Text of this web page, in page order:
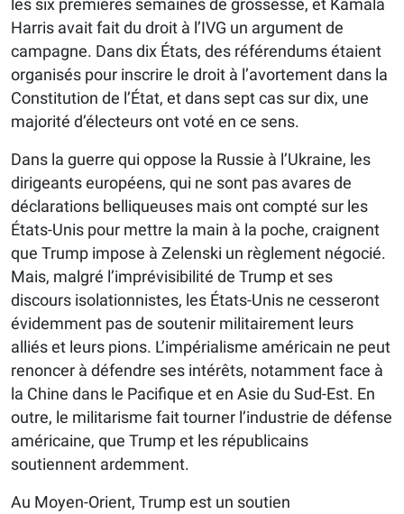
les six premières semaines de grossesse, et Kamala
Harris avait fait du droit à l’IVG un argument de
campagne. Dans dix États, des référendums étaient
organisés pour inscrire le droit à l’avortement dans la
Constitution de l’État, et dans sept cas sur dix, une
majorité d’électeurs ont voté en ce sens.
Dans la guerre qui oppose la Russie à l’Ukraine, les
dirigeants européens, qui ne sont pas avares de
déclarations belliqueuses mais ont compté sur les
États-Unis pour mettre la main à la poche, craignent
que Trump impose à Zelenski un règlement négocié.
Mais, malgré l’imprévisibilité de Trump et ses
discours isolationnistes, les États-Unis ne cesseront
évidemment pas de soutenir militairement leurs
alliés et leurs pions. L’impérialisme américain ne peut
renoncer à défendre ses intérêts, notamment face à
la Chine dans le Pacifique et en Asie du Sud-Est. En
outre, le militarisme fait tourner l’industrie de défense
américaine, que Trump et les républicains
soutiennent ardemment.
Au Moyen-Orient, Trump est un soutien